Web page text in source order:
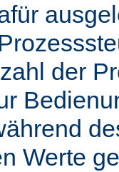
der
Werte